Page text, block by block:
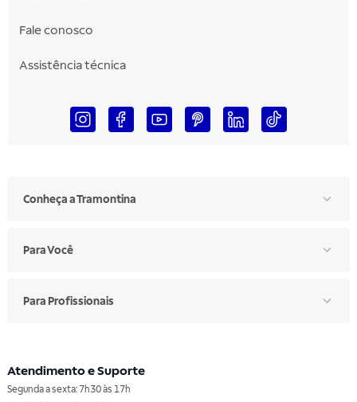
Fale conosco
Assistência técnica
Conheça a Tramontina
Para Você
Para Profissionais
Atendimento e Suporte
Segunda a sexta: 7h30 às 17h